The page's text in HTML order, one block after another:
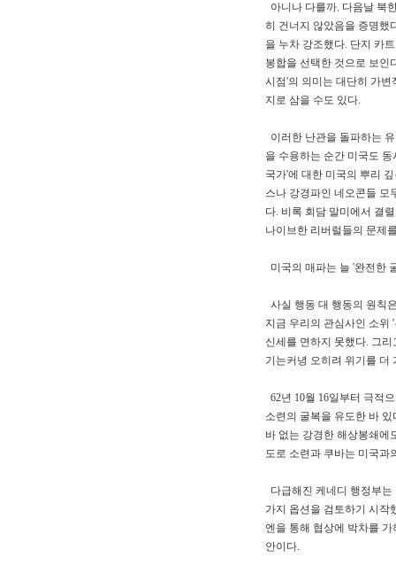
아니나 다를까. 다음날 북
히 건너지 않았음을 증명했
을 누차 강조했다. 단지 카
봉합을 선택한 것으로 보인
시점'의 의미는 대단히 가
지로 삼을 수도 있다.
이러한 난관을 돌파하는
을 수용하는 순간 미국도
국가'에 대한 미국의 뿌리
스나 강경파인 네오콘들 모
다. 비록 회담 말미에서 결
나이브한 리버럴들의 문제
미국의 매파는 늘 '완전한
사실 행동 대 행동의 원칙
지금 우리의 관심사인 소위
신세를 면하지 못했다. 그
기는커녕 오히려 위기를 더
62년 10월 16일부터 극적
소련의 굴복을 유도한 바
바 없는 강경한 해상봉쇄에
도로 소련과 쿠바는 미국과
다급해진 케네디 행정부
가지 옵션을 검토하기 시작
엔을 통해 협상에 박차를
안이다.